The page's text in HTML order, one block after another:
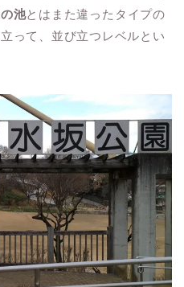
池とはまた違ったタイプの
って、並び立つレベルとい